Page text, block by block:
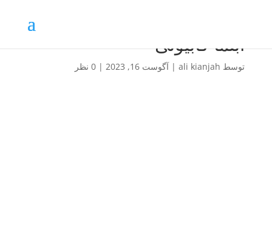
آبنما گابیونی
توسط ali kianjah
|آگوست 16, 2023 | 0 نظر